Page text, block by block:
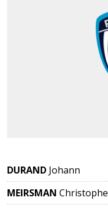
DURAND Johann
MEIRSMAN Christophe